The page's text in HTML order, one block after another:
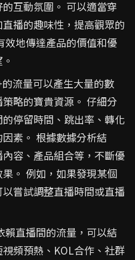
互動氛圍。 可以適當穿
播的趣味性，提高觀眾的
效地傳達產品的價值和優
的流量可以產生大量的數
略的寶貴資源。 仔細分
停留時間、跳出率、轉化
素。 根據數據分析結
容、產品組合等，不斷優
。 例如，如果發現某個
嘗試調整直播時間或直播
賴直播間的流量，可以結
頻預熱、KOL合作、社群